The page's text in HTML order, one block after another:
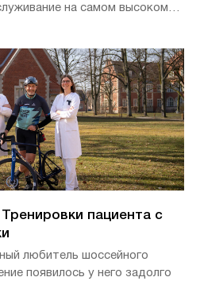
на самом высоком
пациента с
любитель шоссейного
появилось у него задолго